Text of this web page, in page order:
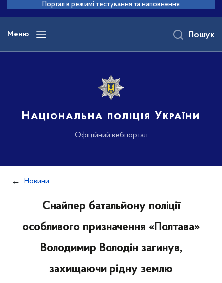
основного
вмісту
Портал в режимі тестування та наповнення
Меню
Національна поліція України
Офіційний вебпортал
Пошук
Новини
Снайпер батальйону поліції
особливого призначення «Полтава»
Володимир Володін загинув,
захищаючи рідну землю